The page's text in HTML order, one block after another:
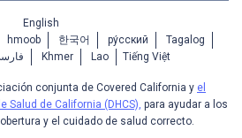
English
hmoob 한국어 ру́сский
Tagalog
Khmer Lao Tiếng Việt
conjunta de Covered California y el
Salud de California (DHCS), para ayudar a los
y el cuidado de salud correcto.